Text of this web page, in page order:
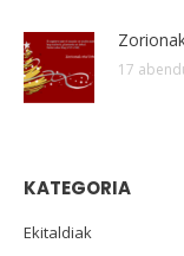
17
KATEGORIA
Ekitaldiak